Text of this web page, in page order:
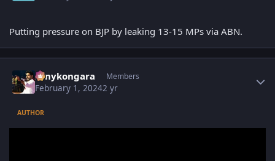
Putting pressure on BJP by leaking 13-15 MPs via ABN.
sonykongara Members
February 1, 20242 yr
AUTHOR